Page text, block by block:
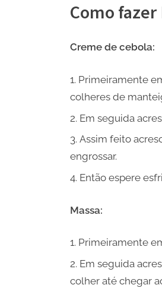
Como
Creme de cebola:
Primeiramente
colheres de
Em seguida
Assim feito
engrossar.
Então espere
Massa:
Primeiramente
Em seguida
colher até chegar